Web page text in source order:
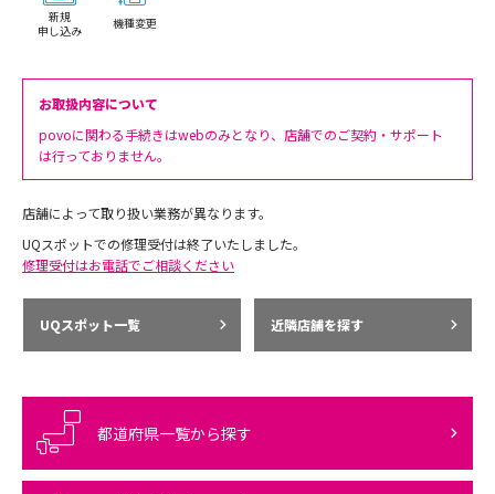
新規
申し込み
機種変更
お取扱内容について
povoに関わる手続きはwebのみとなり、店舗でのご契約・サポート
は行っておりません。
店舗によって取り扱い業務が異なります。
UQスポットでの修理受付は終了いたしました。
修理受付はお電話でご相談ください
UQスポット一覧 近隣店舗を探す
都道府県一覧から探す